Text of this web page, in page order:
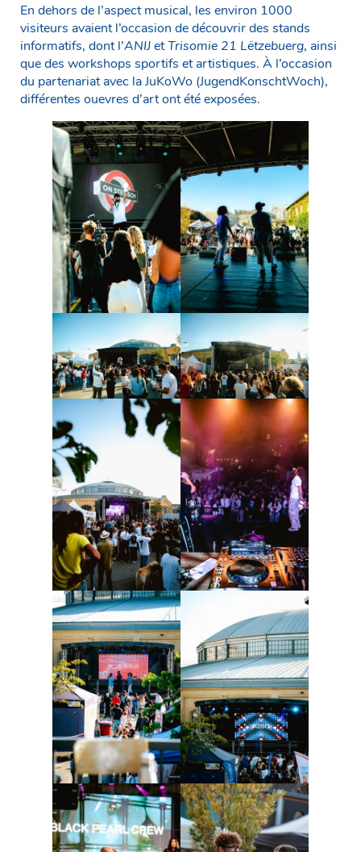
En dehors de l’aspect musical, les environ 1000
visiteurs avaient l’occasion de découvrir des stands
informatifs, dont l’ANIJetTrisomie 21 Lëtzebuerg, ainsi
que des workshops sportifs et artistiques. À l’occasion
du partenariat avec la JuKoWo (JugendKonschtWoch),
différentes ouevres d’art ont été exposées.